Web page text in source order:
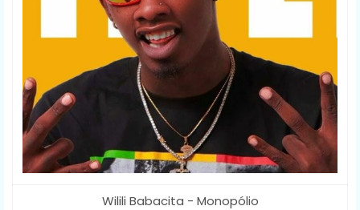
Wilili Babacita - Monopólio